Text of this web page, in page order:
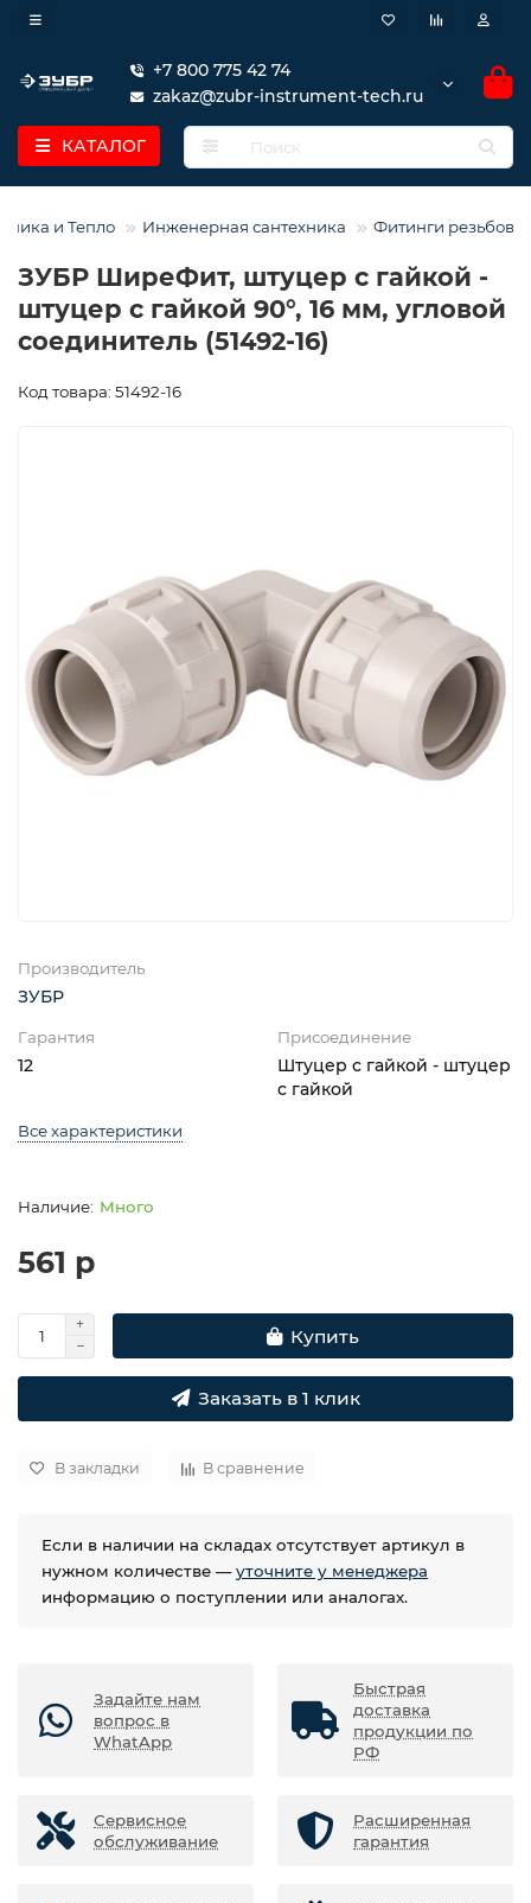
+7 800 775 42 74
zakaz@zubr-instrument-tech.ru
КАТАЛОГ
и Тепло Инженерная сантехника Фитинги
ЗУБР ШиреФит, штуцер с гайкой -
штуцер с гайкой 90°, 16 мм, угловой
соединитель (51492-16)
Код товара: 51492-16
Производитель
ЗУБР
Гарантия
12
Присоединение
Штуцер с гайкой - штуцер
с гайкой
Все характеристики
Много
561 р
Купить
Заказать в 1 клик
В закладки В сравнение
Если в наличии на складах отсутствует артикул в
нужном количестве —уточните у менеджера
информацию о поступлении или аналогах.
Задайте нам
вопрос в
WhatApp
Быстрая
доставка
продукции по
РФ
Сервисное
обслуживание
Расширенная
гарантия